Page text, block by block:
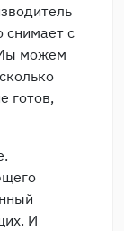
снимает с
Мы можем
готов,
И